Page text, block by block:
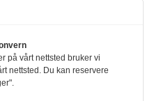
på vårt nettsted bruker vi
nettsted. Du kan reservere